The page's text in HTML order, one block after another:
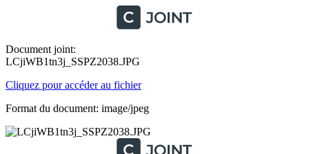
Document joint:
LCjiWB1tn3j_SSPZ2038.JPG
Cliquez pour accéder au fichier
Format du document: image/jpeg